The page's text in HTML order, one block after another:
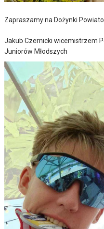
Zapraszamy na Dożynki
Jakub Czernicki wicemistrzem
Juniorów Młodszych